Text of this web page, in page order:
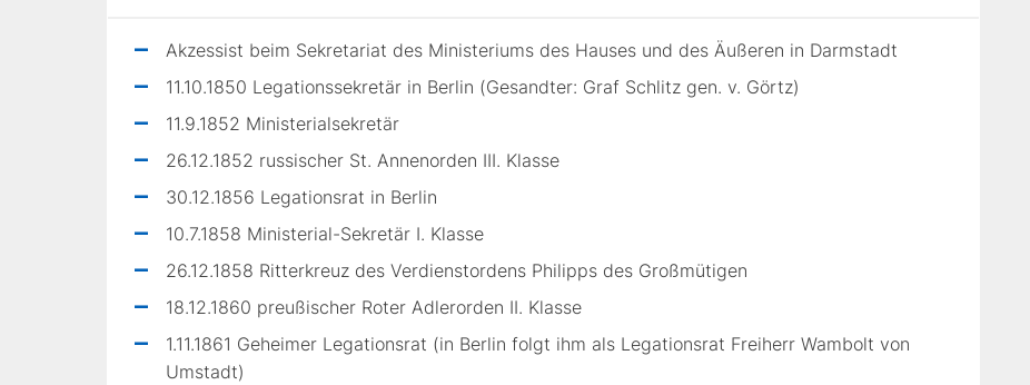
Akzessist beim Sekretariat des Ministeriums des Hauses und des Äußeren in Darmstadt
11.10.1850 Legationssekretär in Berlin (Gesandter: Graf Schlitz gen. v. Görtz)
11.9.1852 Ministerialsekretär
26.12.1852 russischer St. Annenorden III. Klasse
30.12.1856 Legationsrat in Berlin
10.7.1858 Ministerial-Sekretär I. Klasse
26.12.1858 Ritterkreuz des Verdienstordens Philipps des Großmütigen
18.12.1860 preußischer Roter Adlerorden II. Klasse
1.11.1861 Geheimer Legationsrat (in Berlin folgt ihm als Legationsrat Freiherr Wambolt von
Umstadt)